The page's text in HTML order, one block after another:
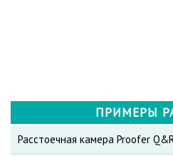
ПРИМЕРЫ
Расстоечная камера Proofer